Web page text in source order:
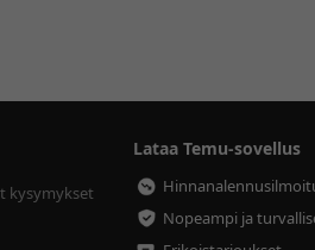
kysymykset
Lataa Temu-sovellus